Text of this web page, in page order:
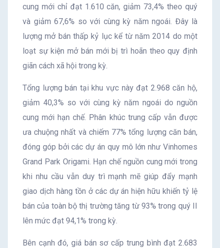
cung mới chỉ đạt 1.610 căn, giảm 73,4% theo quý
và giảm 67,6% so với cùng kỳ năm ngoái. Đây là
lượng mở bán thấp kỷ lục kể từ năm 2014 do một
loạt sự kiện mở bán mới bị trì hoãn theo quy định
giãn cách xã hội trong kỳ.
Tổng lượng bán tại khu vực này đạt 2.968 căn hộ,
giảm 40,3% so với cùng kỳ năm ngoái do nguồn
cung mới hạn chế. Phân khúc trung cấp vẫn được
ưa chuộng nhất và chiếm 77% tổng lượng căn bán,
đóng góp bởi các dự án quy mô lớn như Vinhomes
Grand Park Origami. Hạn chế nguồn cung mới trong
khi nhu cầu vẫn duy trì mạnh mẽ giúp đẩy mạnh
giao dịch hàng tồn ở các dự án hiện hữu khiến tỷ lệ
bán của toàn bộ thị trường tăng từ 93% trong quý II
lên mức đạt 94,1% trong kỳ.
Bên cạnh đó, giá bán sơ cấp trung bình đạt 2.683